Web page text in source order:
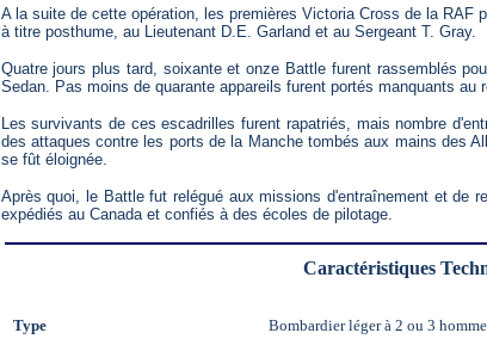
A la suite de cette opération, les premières Victoria Cross de la RAF
à titre posthume, au Lieutenant D.E. Garland et au Sergeant T. Gray.
Quatre jours plus tard, soixante et onze Battle furent rassemblés
Sedan. Pas moins de quarante appareils furent portés manquants au
Les survivants de ces escadrilles furent rapatriés, mais nombre
des attaques contre les ports de la Manche tombés aux mains des
se fût éloignée.
Après quoi, le Battle fut relégué aux missions d'entraînement et de
expédiés au Canada et confiés à des écoles de pilotage.
Caractéristiques
Type
Bombardier léger à 2 ou 3